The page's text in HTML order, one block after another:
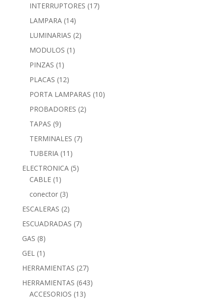
INTERRUPTORES (17)
LAMPARA (14)
LUMINARIAS (2)
MODULOS (1)
PINZAS (1)
PLACAS (12)
PORTA LAMPARAS (10)
PROBADORES (2)
TAPAS (9)
TERMINALES (7)
TUBERIA (11)
ELECTRONICA (5)
CABLE (1)
conector (3)
ESCALERAS (2)
ESCUADRADAS (7)
GAS (8)
GEL (1)
HERRAMIENTAS (27)
HERRAMIENTAS (643)
ACCESORIOS (13)